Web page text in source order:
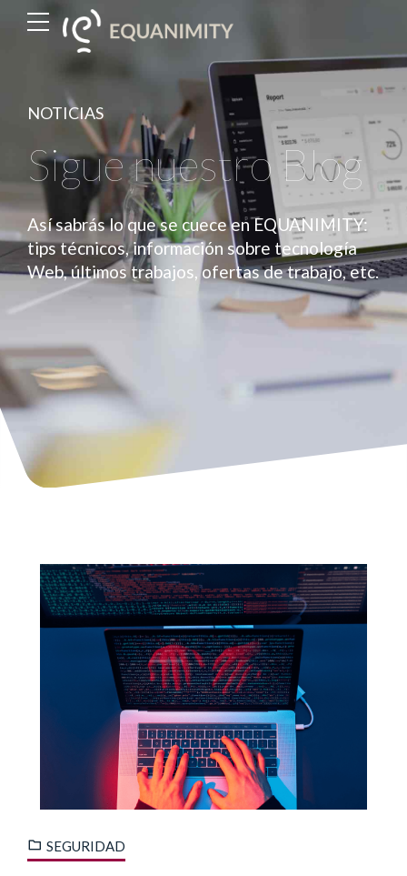
NOTICIAS
Sigue nuestro Blog
Así sabrás lo que se cuece en EQUANIMITY:
tips técnicos, información sobre tecnología
Web, últimos trabajos, ofertas de trabajo, etc.
SEGURIDAD